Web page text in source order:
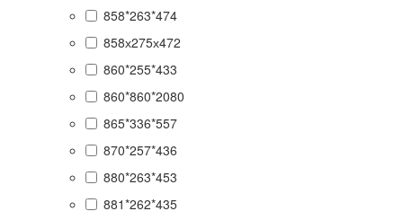
858*263*474
858х275х472
860*255*433
860*860*2080
865*336*557
870*257*436
880*263*453
881*262*435